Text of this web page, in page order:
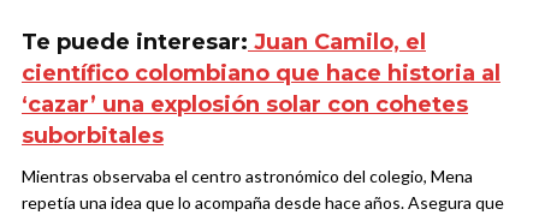
Te puede interesar: Juan Camilo, el
científico colombiano que hace historia al
‘cazar’ una explosión solar con cohetes
suborbitales
Mientras observaba el centro astronómico del colegio, Mena
repetía una idea que lo acompaña desde hace años. Asegura que